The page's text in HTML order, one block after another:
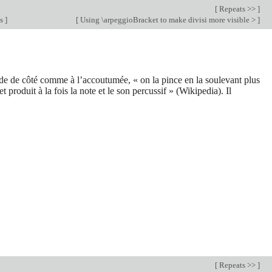
[ Repeats >> ]
] [ Using \arpeggioBracket to make divisi more visible > ]
de côté comme à l’accoutumée, « on la pince en la soulevant plus
produit à la fois la note et le son percussif » (Wikipedia). Il
[ Repeats >> ]